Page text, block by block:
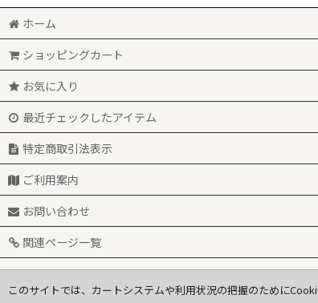
ホーム
ショッピングカート
お気に入り
最近チェックしたアイテム
特定商取引法表示
ご利用案内
お問い合わせ
関連ページ一覧
このサイトでは、カートシステムや利用状況の把握のために